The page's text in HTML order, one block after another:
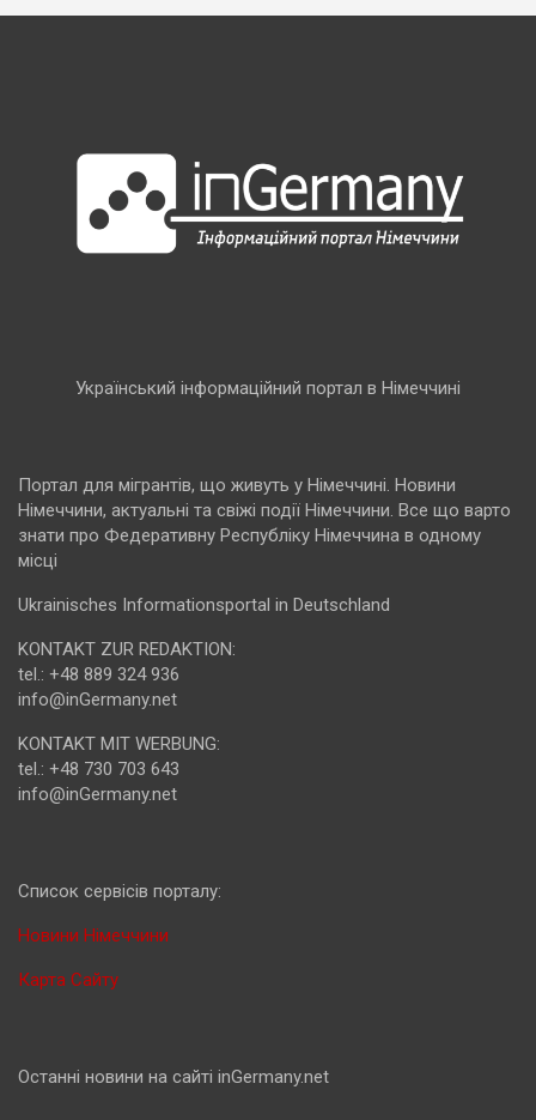
Український інформаційний портал в Німеччині
Портал для мігрантів, що живуть у Німеччині. Новини
Німеччини, актуальні та свіжі події Німеччини. Все що варто
знати про Федеративну Республіку Німеччина в одному
місці
Ukrainisches Informationsportal in Deutschland
KONTAKT ZUR REDAKTION:
tel.: +48 889 324 936
info@inGermany.net
KONTAKT MIT WERBUNG:
tel.: +48 730 703 643
info@inGermany.net
Cписок сервісів порталу:
Новини Німеччини
Карта Сайту
Останні новини на сайті inGermany.net